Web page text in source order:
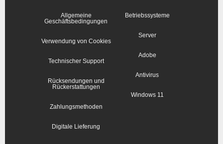
Allgemeine
Geschäftsbedingungen
Verwendung von Cookies
Technischer Support
Rücksendungen und
Rückerstattungen
Zahlungsmethoden
Digitale Lieferung
Betriebssysteme
Server
Adobe
Antivirus
Windows 11